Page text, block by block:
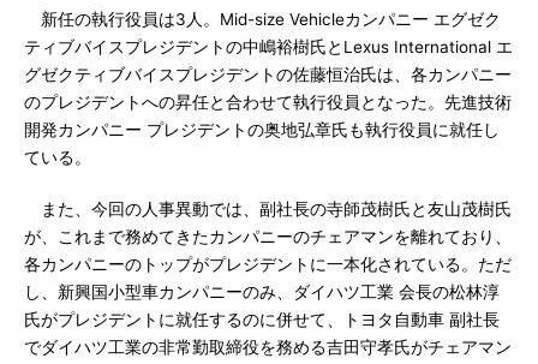
新任の執行役員は3人。Mid-size Vehicleカンパニー エグゼク
ティブバイスプレジデントの中嶋裕樹氏とLexus International エ
グゼクティブバイスプレジデントの佐藤恒治氏は、各カンパニー
のプレジデントへの昇任と合わせて執行役員となった。先進技術
開発カンパニー プレジデントの奥地弘章氏も執行役員に就任し
ている。
また、今回の人事異動では、副社長の寺師茂樹氏と友山茂樹氏
が、これまで務めてきたカンパニーのチェアマンを離れており、
各カンパニーのトップがプレジデントに一本化されている。ただ
し、新興国小型車カンパニーのみ、ダイハツ工業 会長の松林淳
氏がプレジデントに就任するのに併せて、トヨタ自動車 副社長
でダイハツ工業の非常勤取締役を務める吉田守孝氏がチェアマン